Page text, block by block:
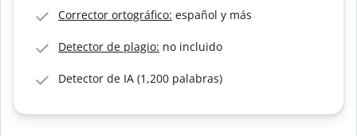
Corrector ortográfico: español y más
Detector de plagio: no incluido
Detector de IA (1,200 palabras)